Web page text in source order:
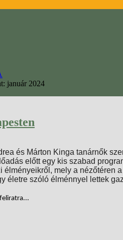
január 2024
és Márton Kinga tanárnők
előtt egy kis szabad
élményeikről, mely a nézőtéren
életre szóló élménnyel lettek